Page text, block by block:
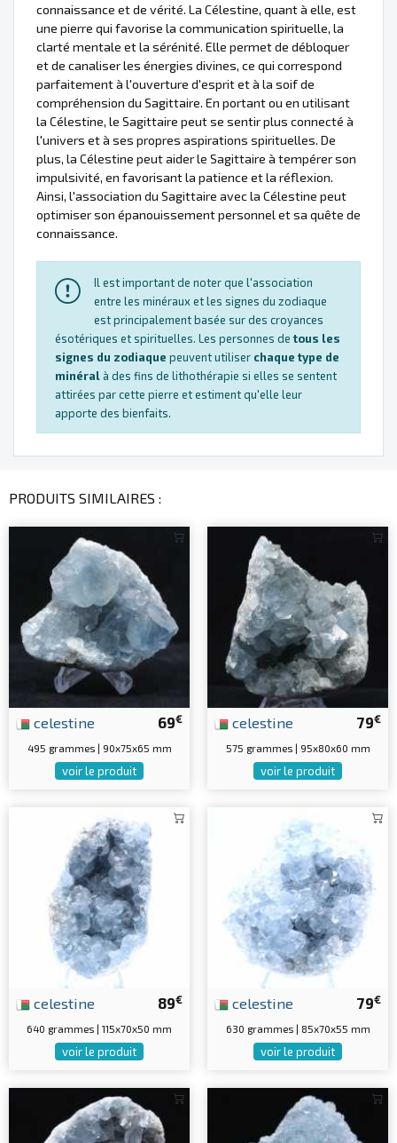
connaissance et de vérité. La Célestine, quant à elle, est
une pierre qui favorise la communication spirituelle, la
clarté mentale et la sérénité. Elle permet de débloquer
et de canaliser les énergies divines, ce qui correspond
parfaitement à l'ouverture d'esprit et à la soif de
compréhension du Sagittaire. En portant ou en utilisant
la Célestine, le Sagittaire peut se sentir plus connecté à
l'univers et à ses propres aspirations spirituelles. De
plus, la Célestine peut aider le Sagittaire à tempérer son
impulsivité, en favorisant la patience et la réflexion.
Ainsi, l'association du Sagittaire avec la Célestine peut
optimiser son épanouissement personnel et sa quête de
connaissance.
Il est important de noter que l'association
entre les minéraux et les signes du zodiaque
est principalement basée sur des croyances
ésotériques et spirituelles. Les personnes de tous les
signes du zodiaque peuvent utiliser chaque type de
minéralà des fins de lithothérapie si elles se sentent
attirées par cette pierre et estiment qu'elle leur
apporte des bienfaits.
PRODUITS SIMILAIRES :
69€
celestine
495 grammes | 90x75x65 mm
voir le produit
79€
celestine
575 grammes | 95x80x60 mm
voir le produit
89€
celestine
640 grammes | 115x70x50 mm
voir le produit
79€
celestine
630 grammes | 85x70x55 mm
voir le produit